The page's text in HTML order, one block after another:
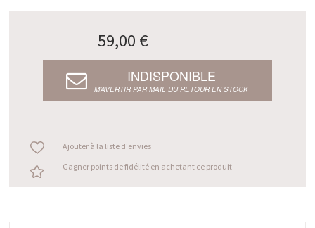
59,00 €
INDISPONIBLE
M’AVERTIR PAR MAIL DU RETOUR EN STOCK
Ajouter à la liste d'envies
Gagner points de fidélité en achetant ce produit